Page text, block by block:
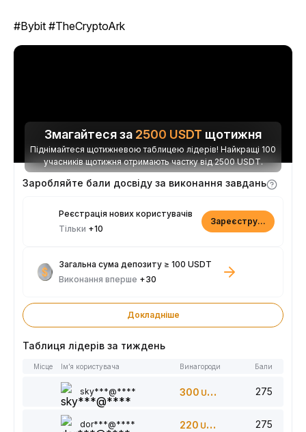
#Bybit #TheCryptoArk
Змагайтеся за 2500 USDT щотижня
Піднімайтеся щотижневою таблицею лідерів! Найкращі 100
учасників щотижня отримають частку від 2500 USDT.
Заробляйте бали досвіду за виконання завдань
Реєстрація нових користувачів
Тільки +10
Зареєструватися
Загальна сума депозиту ≥ 100 USDT
Виконання вперше +30
Докладніше
Таблиця лідерів за тиждень
Місце Ім’я користувача Винагороди Бали
sky***@**** 300 USDT 275
dor***@**** 220 USDT 275